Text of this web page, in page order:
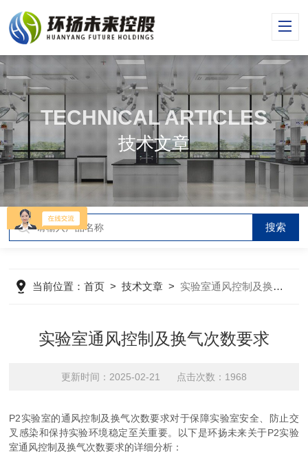
TECHNICAL ARTICLES
技术文章
当前位置：首页 >技术文章 > 实验室通风控制及换气次数要求
实验室通风控制及换气次数要求
更新时间：2025-02-21 点击次数：1968
P2实验室的通风控制及换气次数要求对于保障实验室安全、防止交
叉感染和保持实验环境稳定至关重要。以下是环扬未来关于P2实验
室通风控制及换气次数要求的详细分析：